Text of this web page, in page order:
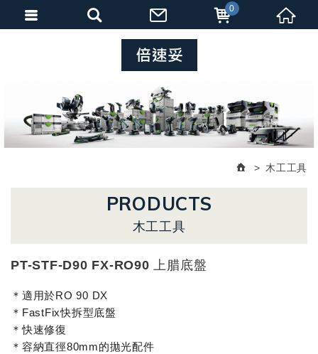
木工工具
PRODUCTS
木工工具
PT-STF-D90 FX-RO90 上腊底盤
＊適用於RO 90 DX
＊FastFix快拆型底盤
＊快速修復
＊容納直徑80mm的拋光配件
0